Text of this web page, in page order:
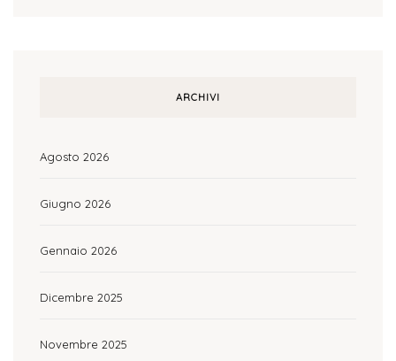
ARCHIVI
Agosto 2026
Giugno 2026
Gennaio 2026
Dicembre 2025
Novembre 2025